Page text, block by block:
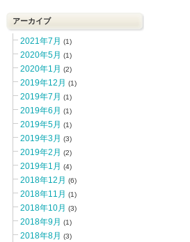
アーカイブ
2021年7月 (1)
2020年5月 (1)
2020年1月 (2)
2019年12月 (1)
2019年7月 (1)
2019年6月 (1)
2019年5月 (1)
2019年3月 (3)
2019年2月 (2)
2019年1月 (4)
2018年12月 (6)
2018年11月 (1)
2018年10月 (3)
2018年9月 (1)
2018年8月 (3)